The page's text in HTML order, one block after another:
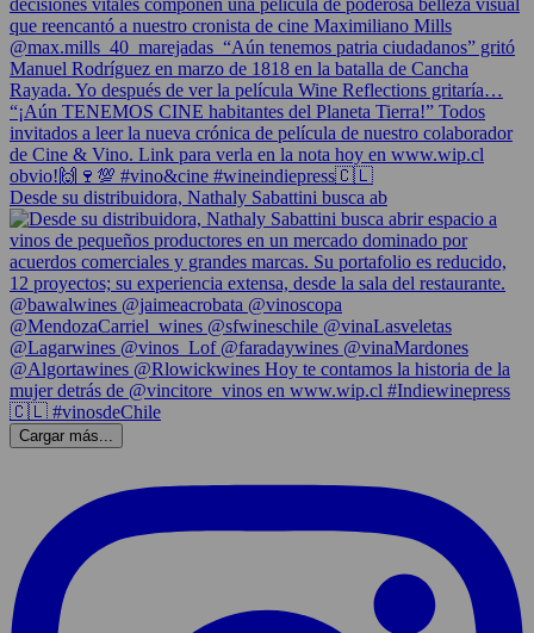
Desde su distribuidora, Nathaly Sabattini busca ab
Cargar más...